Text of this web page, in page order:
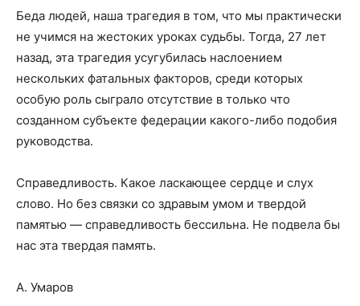
Беда людей, наша трагедия в том, что мы практически
не учимся на жестоких уроках судьбы. Тогда, 27 лет
назад, эта трагедия усугубилась наслоением
нескольких фатальных факторов, среди которых
особую роль сыграло отсутствие в только что
созданном субъекте федерации какого-либо подобия
руководства.
Справедливость. Какое ласкающее сердце и слух
слово. Но без связки со здравым умом и твердой
памятью — справедливость бессильна. Не подвела бы
нас эта твердая память.
А. Умаров